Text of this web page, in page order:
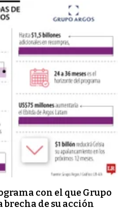
con el que Grupo
brecha de su acción